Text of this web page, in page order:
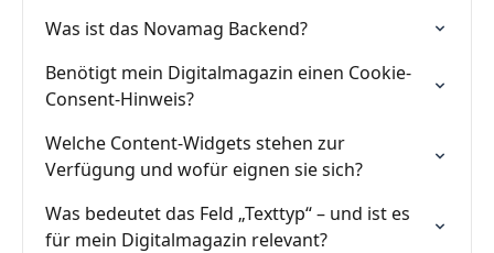
Was ist das Novamag Backend?
Benötigt mein Digitalmagazin einen Cookie-
Consent-Hinweis?
Welche Content-Widgets stehen zur
Verfügung und wofür eignen sie sich?
Was bedeutet das Feld „Texttyp“ – und ist es
für mein Digitalmagazin relevant?